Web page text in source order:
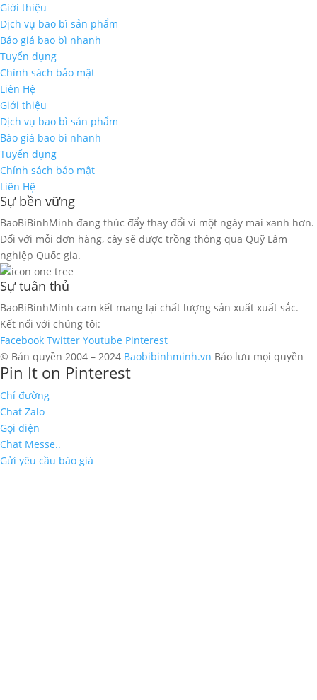
Giới thiệu
Dịch vụ bao bì sản phẩm
Báo giá bao bì nhanh
Tuyển dụng
Chính sách bảo mật
Liên Hệ
Giới thiệu
Dịch vụ bao bì sản phẩm
Báo giá bao bì nhanh
Tuyển dụng
Chính sách bảo mật
Liên Hệ
Sự bền vững
BaoBiBinhMinh đang thúc đẩy thay đổi vì một ngày mai xanh hơn.
Đối với mỗi đơn hàng, cây sẽ được trồng thông qua Quỹ Lâm
nghiệp Quốc gia.
Sự tuân thủ
BaoBiBinhMinh cam kết mang lại chất lượng sản xuất xuất sắc.
Kết nối với chúng tôi:
Facebook Twitter Youtube Pinterest
© Bản quyền 2004 – 2024 Baobibinhminh.vn Bảo lưu mọi quyền
Pin It on Pinterest
Chỉ đường
Chat Zalo
Gọi điện
Chat Messe..
Gửi yêu cầu báo giá